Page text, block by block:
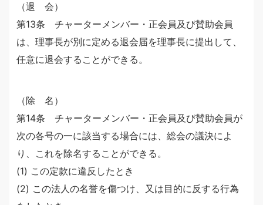
（退 会）
第13条 チャーターメンバー・正会員及び賛助会員
は、理事長が別に定める退会届を理事長に提出して、
任意に退会することができる。
（除 名）
第14条 チャーターメンバー・正会員及び賛助会員が
次の各号の一に該当する場合には、総会の議決によ
り、これを除名することができる。
(1) この定款に違反したとき
(2) この法人の名誉を傷つけ、又は目的に反する行為